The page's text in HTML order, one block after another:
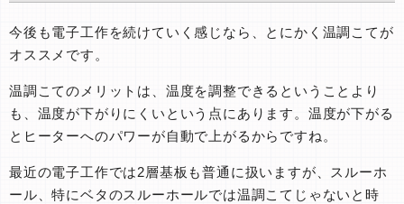
今後も電子工作を続けていく感じなら、とにかく温調こてが
オススメです。
温調こてのメリットは、温度を調整できるということより
も、温度が下がりにくいという点にあります。温度が下がる
とヒーターへのパワーが自動で上がるからですね。
最近の電子工作では2層基板も普通に扱いますが、スルーホ
ール、特にベタのスルーホールでは温調こてじゃないと時